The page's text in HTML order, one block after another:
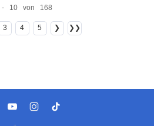
10 von 168
3 4 5 ❯ ❯❯